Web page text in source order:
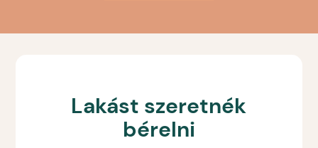
Lakást szeretnék
bérelni